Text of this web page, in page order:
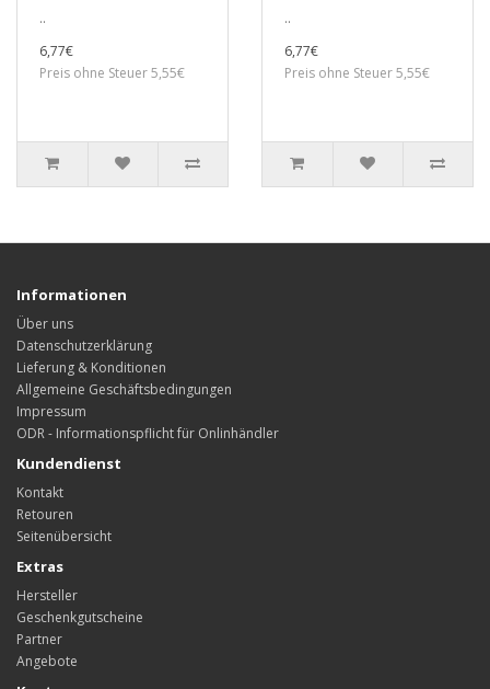
..
6,77€
Preis ohne Steuer 5,55€
..
6,77€
Preis ohne Steuer 5,55€
Informationen
Über uns
Datenschutzerklärung
Lieferung & Konditionen
Allgemeine Geschäftsbedingungen
Impressum
ODR - Informationspflicht für Onlinhändler
Kundendienst
Kontakt
Retouren
Seitenübersicht
Extras
Hersteller
Geschenkgutscheine
Partner
Angebote